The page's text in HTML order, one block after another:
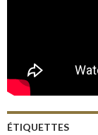
ÉTIQUETTES